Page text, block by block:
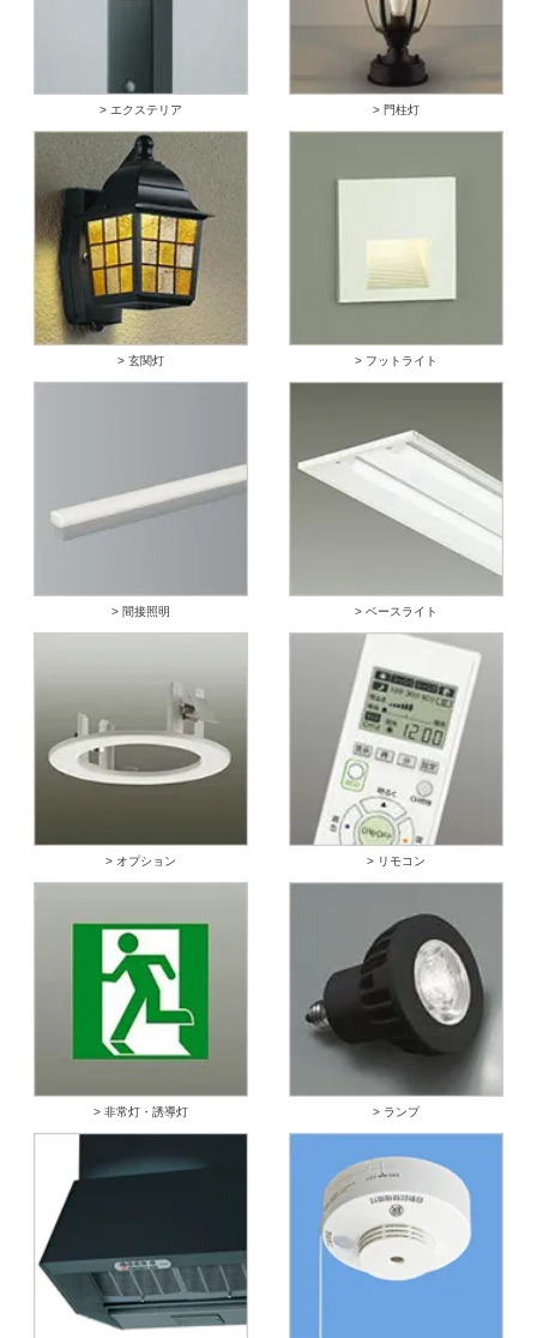
> エクステリア > 門柱灯
> 玄関灯 > フットライト
> 間接照明 > ベースライト
> オプション > リモコン
> 非常灯・誘導灯 > ランプ